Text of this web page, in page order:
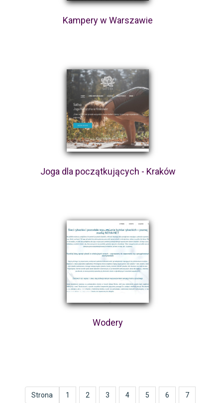
Kampery w Warszawie
Joga dla początkujących - Kraków
Wodery
Strona 1 2 3 4 5 6 7